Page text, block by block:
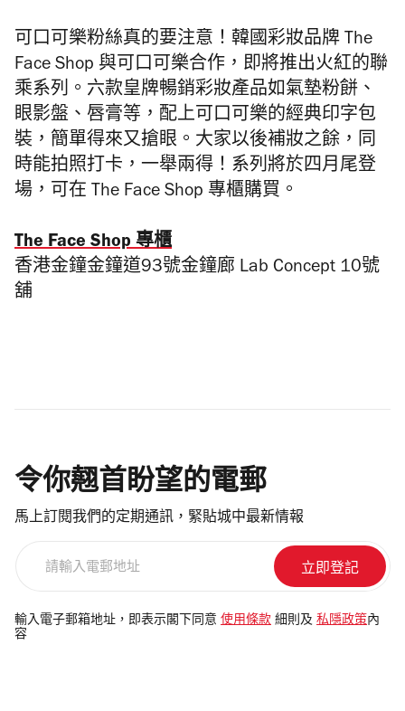
可口可樂粉絲真的要注意！韓國彩妝品牌 The
Face Shop 與可口可樂合作，即將推出火紅的聯
乘系列。六款皇牌暢銷彩妝產品如氣墊粉餅、
眼影盤、唇膏等，配上可口可樂的經典印字包
裝，簡單得來又搶眼。大家以後補妝之餘，同
時能拍照打卡，一舉兩得！系列將於四月尾登
場，可在 The Face Shop 專櫃購買。
The Face Shop 專櫃
香港金鐘金鐘道93號金鐘廊 Lab Concept 10號
舖
令你翹首盼望的電郵
馬上訂閱我們的定期通訊，緊貼城中最新情報
電
郵
輸入電子郵箱地址，即表示閣下同意 使用條款 細則及 私隱政策 內
容